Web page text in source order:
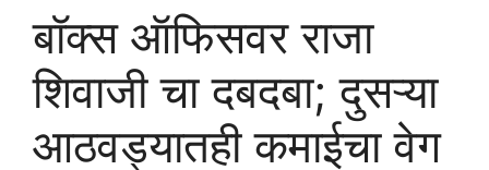
बॉक्स ऑफिसवर राजा
शिवाजी चा दबदबा; दुसऱ्या
आठवड्यातही कमाईचा वेग